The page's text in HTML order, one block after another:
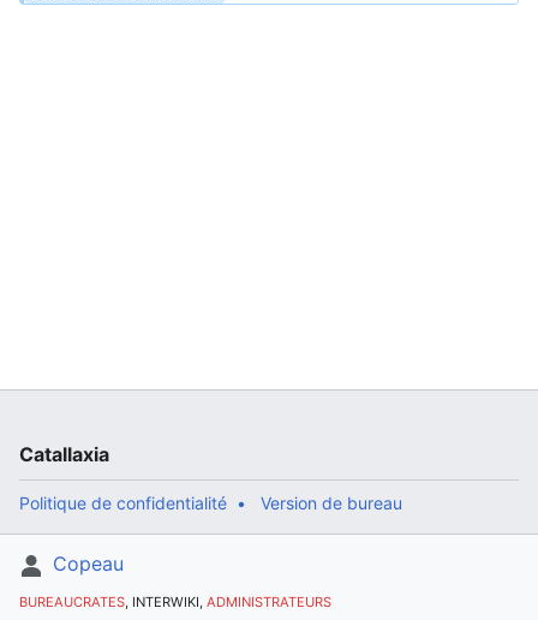
Copeau
BUREAUCRATES, INTERWIKI, ADMINISTRATEURS
Catallaxia
Politique de confidentialité Version de bureau